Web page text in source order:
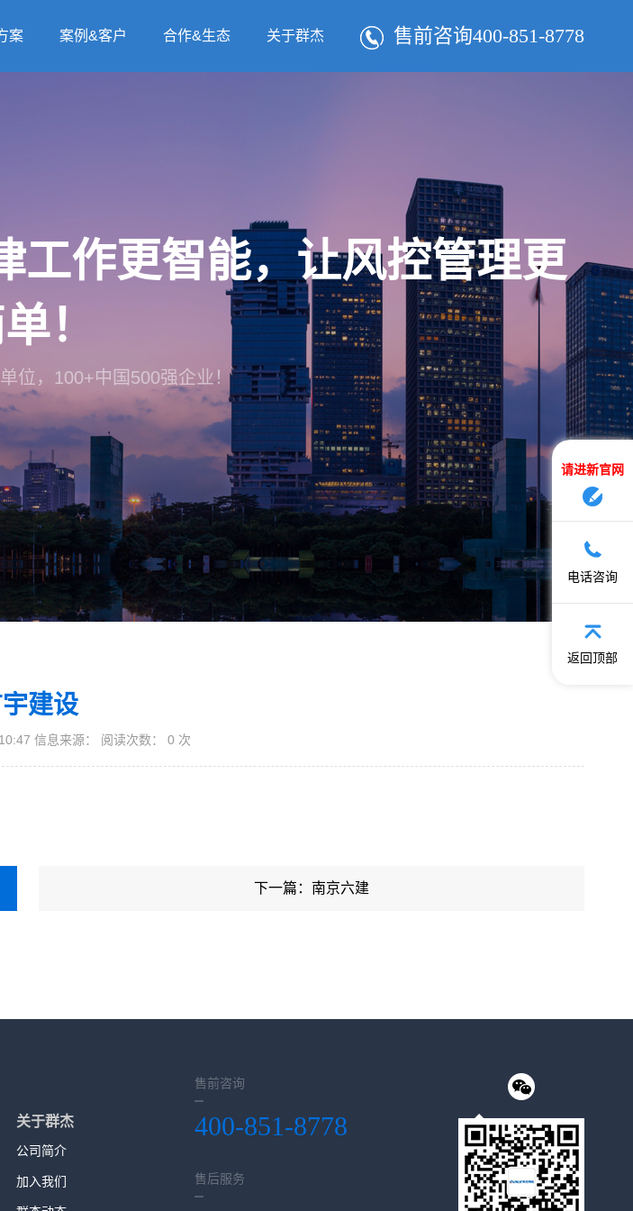
售前咨询400-851-8778
案 案例&客户 合作&生态 关于群杰
工作更智能，让风控管理更
！
位，100+中国500强企业！
建设
信息来源： 阅读次数： 0 次
下一篇：南京六建
关于群杰
公司简介
加入我们
售前咨询
400-851-8778
售后服务
请进新官网
电话咨询
返回顶部